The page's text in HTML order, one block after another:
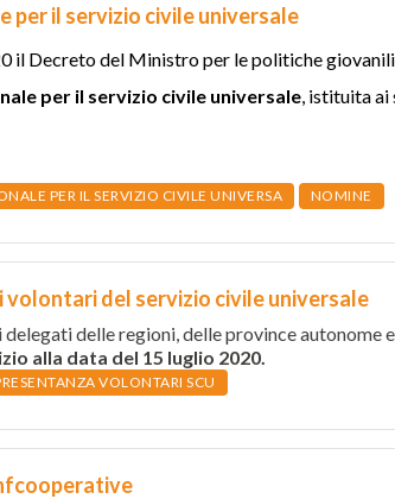
per il servizio civile universale
il Decreto del Ministro per le politiche
per il servizio civile universale, istituita ai
PER IL SERVIZIO CIVILE UNIVERSA NOMINE
del servizio civile universale
delle regioni, delle province autonome e
alla data del 15 luglio 2020.
VOLONTARI SCU